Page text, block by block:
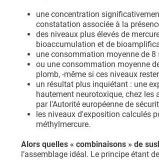
une concentration
constatation associée à la
des niveaux plus élevés de
bioaccumulation et de
une consommation moyenne de
ou une consommation moyenne
plomb, -même si ces niveaux
un résultat plus inquiétant : une
hautement neurotoxique, chez
par l'Autorité européenne de
les niveaux d'exposition calculés
méthylmercure.
Alors quelles « combinaisons » de
l’assemblage idéal. Le principe étant